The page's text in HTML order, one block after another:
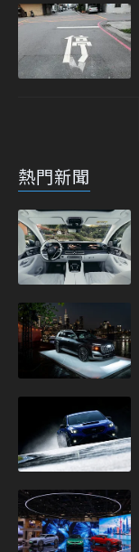
熱門新聞